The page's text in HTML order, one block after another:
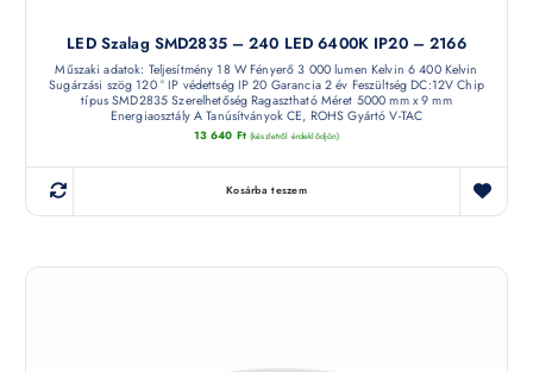
LED Szalag SMD2835 – 240 LED 6400K IP20 – 2166
Műszaki adatok: Teljesítmény 18 W Fényerő 3 000 lumen Kelvin 6 400 Kelvin
Sugárzási szög 120 ° IP védettség IP 20 Garancia 2 év Feszültség DC:12V Chip
típus SMD2835 Szerelhetőség Ragasztható Méret 5000 mm x 9 mm
Energiaosztály A Tanúsítványok CE, ROHS Gyártó V-TAC
13 640 Ft (készletről érdeklődjön)
Kosárba teszem